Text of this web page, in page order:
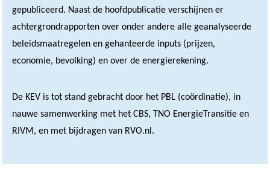
gepubliceerd. Naast de hoofdpublicatie verschijnen er
achtergrondrapporten over onder andere alle geanalyseerde
beleidsmaatregelen en gehanteerde inputs (prijzen,
economie, bevolking) en over de energierekening.
De KEV is tot stand gebracht door het PBL (coördinatie), in
nauwe samenwerking met het CBS, TNO EnergieTransitie en
RIVM, en met bijdragen van RVO.nl.